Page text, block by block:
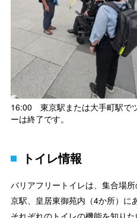
16:00 東京駅または大手町駅で
ーは終了です。
トイレ情報
バリアフリートイレは、集合場
京駅、皇居東御苑内（4か所）に
それぞれのトイレの機能を知り